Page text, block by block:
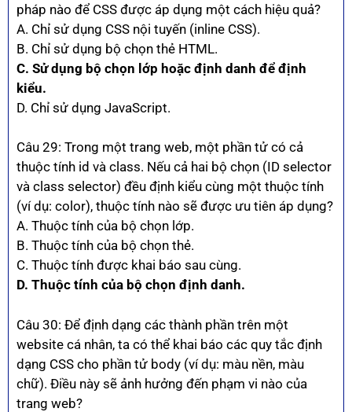
pháp nào để CSS được áp dụng một cách hiệu quả?
A. Chỉ sử dụng CSS nội tuyến (inline CSS).
B. Chỉ sử dụng bộ chọn thẻ HTML.
C. Sử dụng bộ chọn lớp hoặc định danh để định
kiểu.
D. Chỉ sử dụng JavaScript.
Câu 29: Trong một trang web, một phần tử có cả
thuộc tính id và class. Nếu cả hai bộ chọn (ID selector
và class selector) đều định kiểu cùng một thuộc tính
(ví dụ: color), thuộc tính nào sẽ được ưu tiên áp dụng?
A. Thuộc tính của bộ chọn lớp.
B. Thuộc tính của bộ chọn thẻ.
C. Thuộc tính được khai báo sau cùng.
D. Thuộc tính của bộ chọn định danh.
Câu 30: Để định dạng các thành phần trên một
website cá nhân, ta có thể khai báo các quy tắc định
dạng CSS cho phần tử body (ví dụ: màu nền, màu
chữ). Điều này sẽ ảnh hưởng đến phạm vi nào của
trang web?